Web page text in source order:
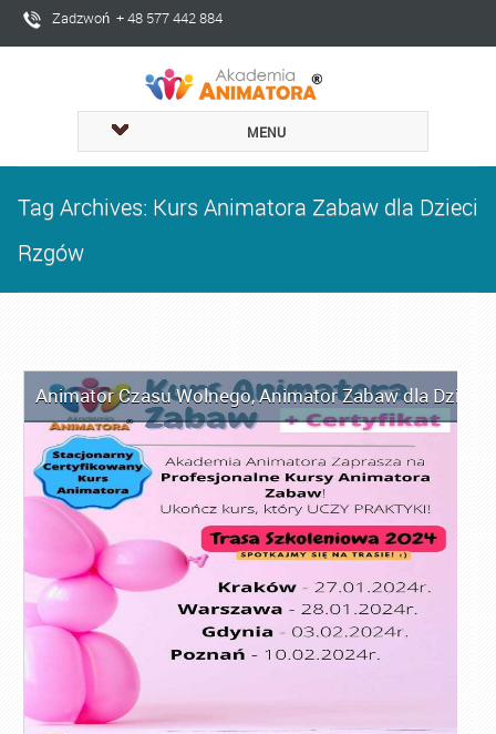
Zadzwoń + 48 577 442 884
MENU
Tag Archives: Kurs Animatora Zabaw dla Dzieci
Rzgów
Animator Czasu Wolnego,Animator Zabaw dla Dzieci